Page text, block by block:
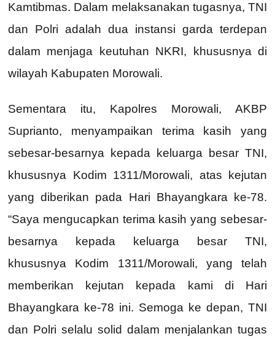
Kamtibmas. Dalam melaksanakan tugasnya, TNI
dan Polri adalah dua instansi garda terdepan
dalam menjaga keutuhan NKRI, khususnya di
wilayah Kabupaten Morowali.
Sementara itu, Kapolres Morowali, AKBP
Suprianto, menyampaikan terima kasih yang
sebesar-besarnya kepada keluarga besar TNI,
khususnya Kodim 1311/Morowali, atas kejutan
yang diberikan pada Hari Bhayangkara ke-78.
“Saya mengucapkan terima kasih yang sebesar-
besarnya kepada keluarga besar TNI,
khususnya Kodim 1311/Morowali, yang telah
memberikan kejutan kepada kami di Hari
Bhayangkara ke-78 ini. Semoga ke depan, TNI
dan Polri selalu solid dalam menjalankan tugas